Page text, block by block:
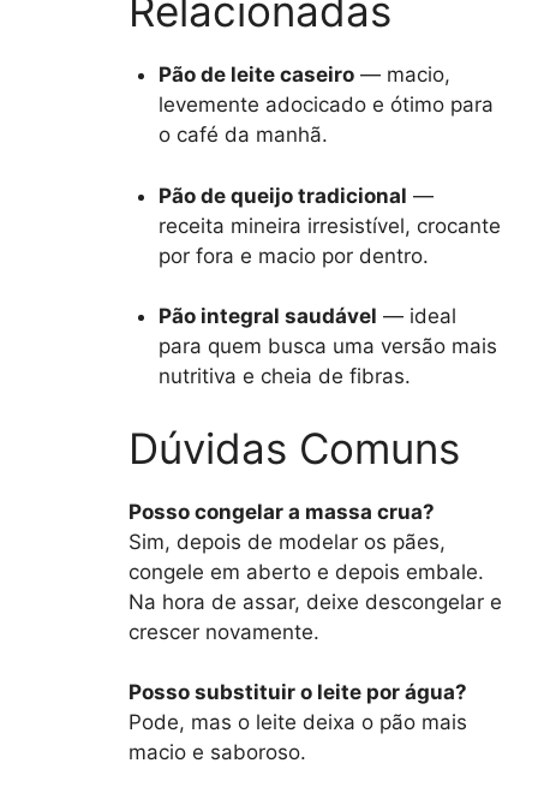
Relacionadas
Pão de leite caseiro — macio,
levemente adocicado e ótimo para
o café da manhã.
Pão de queijo tradicional —
receita mineira irresistível, crocante
por fora e macio por dentro.
Pão integral saudável — ideal
para quem busca uma versão mais
nutritiva e cheia de fibras.
Dúvidas Comuns
Posso congelar a massa crua?
Sim, depois de modelar os pães,
congele em aberto e depois embale.
Na hora de assar, deixe descongelar e
crescer novamente.
Posso substituir o leite por água?
Pode, mas o leite deixa o pão mais
macio e saboroso.